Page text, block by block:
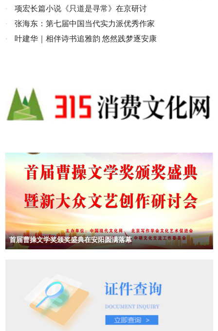
班读书会
·
项宏长篇小说《只道是寻常》在京研讨
·
张海东：第七届中国当代实力派优秀作家
·
叶建华｜相伴诗书追雅韵 悠然践梦逐安康
首届曹操文学奖颁奖盛典在安阳圆满落幕